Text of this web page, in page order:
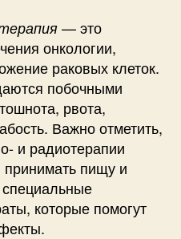
— это
онкологии,
раковых клеток.
побочными
рвота,
Важно отметить,
и радиотерапии
принимать пищу и
которые помогут